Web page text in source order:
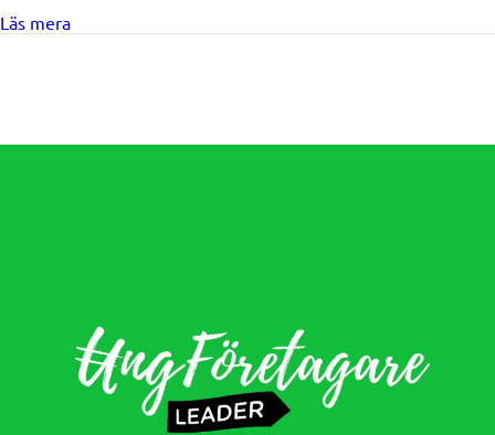
Läs meraabout Ansökan om nya projekt har nu öppnats!